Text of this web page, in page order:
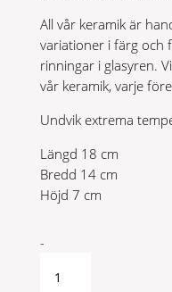
All vår keramik är
variationer i färg och
rinningar i glasyren.
vår keramik, varje
Undvik extrema
Längd 18 cm
Bredd 14 cm
Höjd 7 cm
Fyrkantform
quantity
-